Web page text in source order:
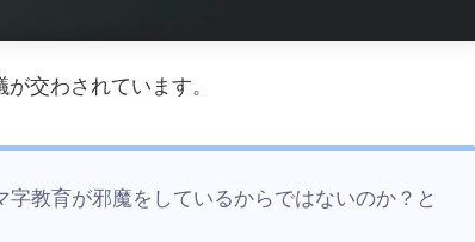
交わされています。
教育が邪魔をしているからではないのか？と